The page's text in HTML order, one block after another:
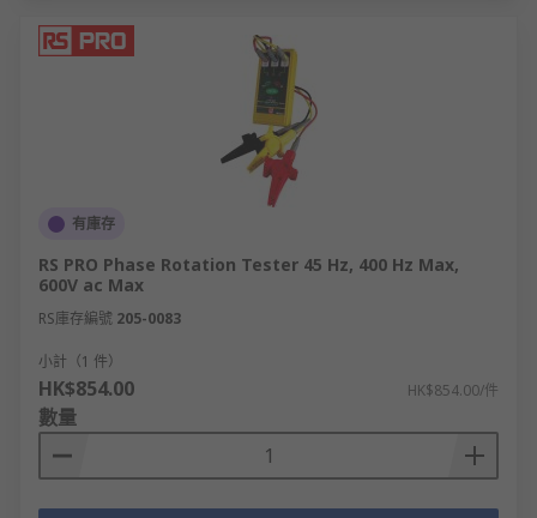
有庫存
RS PRO Phase Rotation Tester 45 Hz, 400 Hz Max,
600V ac Max
RS庫存編號 205-0083
小計（1 件）
HK$854.00 HK$854.00/件
數量